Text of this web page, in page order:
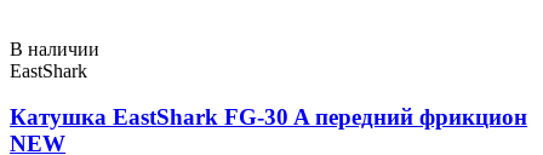
В наличии
EastShark
Катушка EastShark FG-30 A передний фрикцион
NEW